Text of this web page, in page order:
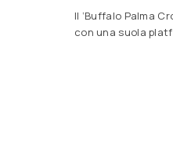
Il ‘Buffalo Palma
con una suola